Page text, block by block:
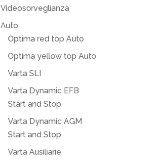
Videosorveglianza
Auto
Optima red top Auto
Optima yellow top Auto
Varta SLI
Varta Dynamic EFB
Start and Stop
Varta Dynamic AGM
Start and Stop
Varta Ausiliarie